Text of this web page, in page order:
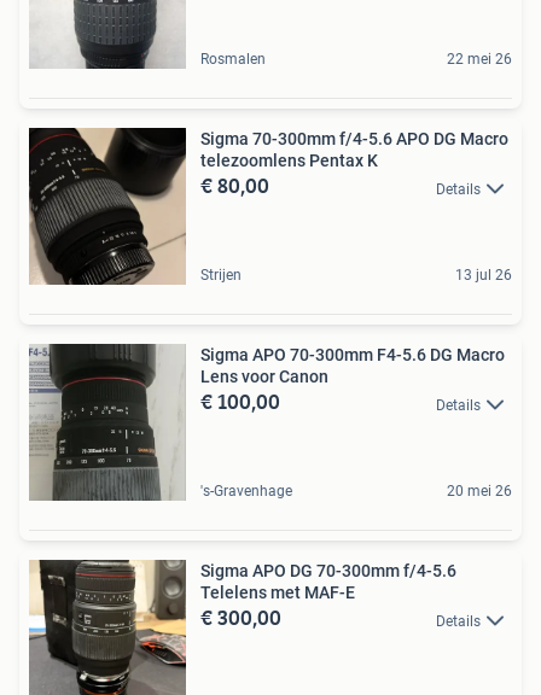
Rosmalen 22 mei 26
Sigma 70-300mm f/4-5.6 APO DG Macro
telezoomlens Pentax K
€ 80,00 Details
Strijen 13 jul 26
Sigma APO 70-300mm F4-5.6 DG Macro
Lens voor Canon
€ 100,00 Details
's-Gravenhage 20 mei 26
Sigma APO DG 70-300mm f/4-5.6
Telelens met MAF-E
€ 300,00 Details